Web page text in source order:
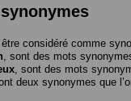
considéré comme
, sont des mots
, sont des mots
deux synonymes que